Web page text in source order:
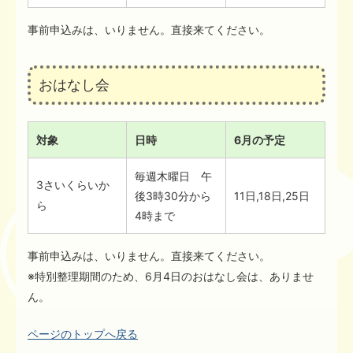
事前申込みは、いりません。直接来てください。
おはなし会
対象 日時 6月の予定
3さいくらいか
ら
毎週木曜日 午
後3時30分から
4時まで
11日,18日,25日
事前申込みは、いりません。直接来てください。
※特別整理期間のため、6月4日のおはなし会は、ありませ
ん。
ページのトップへ戻る